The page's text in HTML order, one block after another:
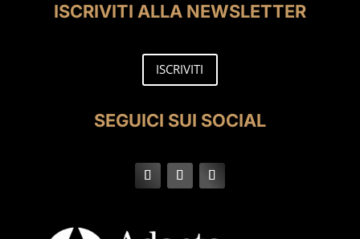
ISCRIVITI ALLA NEWSLETTER
ISCRIVITI
SEGUICI SUI SOCIAL